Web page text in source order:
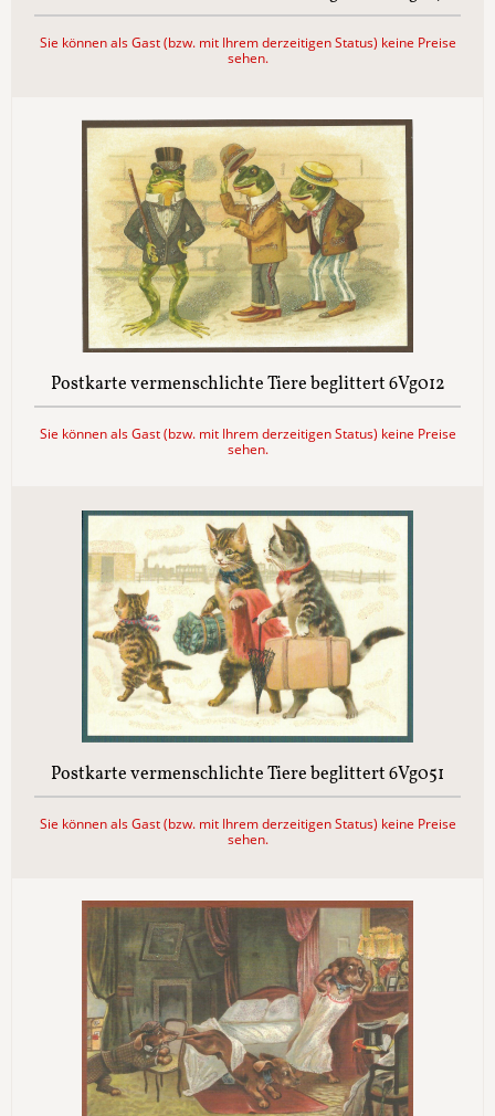
Sie können als Gast (bzw. mit Ihrem derzeitigen Status) keine Preise
sehen.
Postkarte vermenschlichte Tiere beglittert 6Vg012
Sie können als Gast (bzw. mit Ihrem derzeitigen Status) keine Preise
sehen.
Postkarte vermenschlichte Tiere beglittert 6Vg051
Sie können als Gast (bzw. mit Ihrem derzeitigen Status) keine Preise
sehen.